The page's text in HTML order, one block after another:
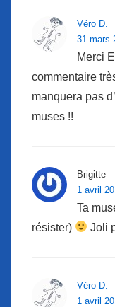
Véro D.
31 mars
Merci
commentaire
manquera pas
muses !!
Brigitte
1 avril
Ta
résister)
Joli
Véro D.
1 avril